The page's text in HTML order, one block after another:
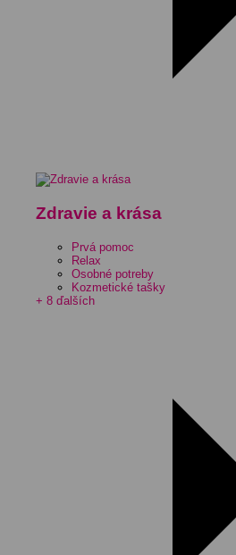
Zdravie a krása
Prvá pomoc
Relax
Osobné potreby
Kozmetické tašky
+ 8 ďalších